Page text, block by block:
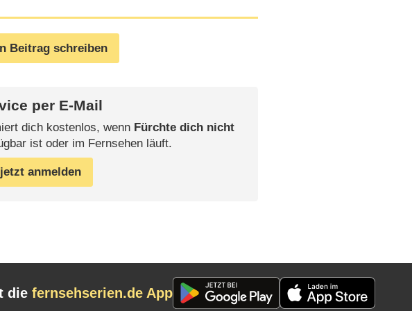
Beitrag schreiben
per E-Mail
dich kostenlos, wenn Fürchte dich nicht
ist oder im Fernsehen läuft.
jetzt anmelden
die fernsehserien.de App